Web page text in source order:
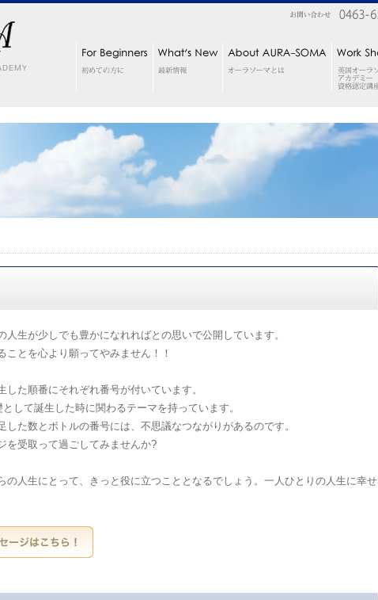
生が少しでも豊かになれればとの思いで公開しています。
とを心より願ってやみません！！
た順番にそれぞれ番号が付いています。
して誕生した時に関わるテーマを持っています。
た数とボトルの番号には、不思議なつながりがあるのです。
を受取って過ごしてみませんか?
の人生にとって、きっと役に立つこととなるでしょう。一人ひとりの人生に幸せ